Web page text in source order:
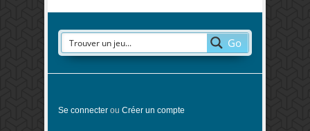
Go
Se connecter ou Créer un compte